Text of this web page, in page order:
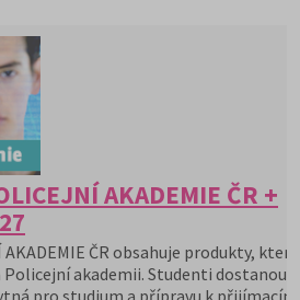
AKADEMIE ČR +
ČR obsahuje produkty,
akademii. Studenti dostanou